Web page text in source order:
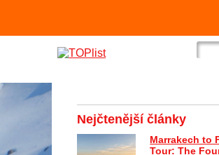
Nejčtenější články
Marrakech to
Tour: The